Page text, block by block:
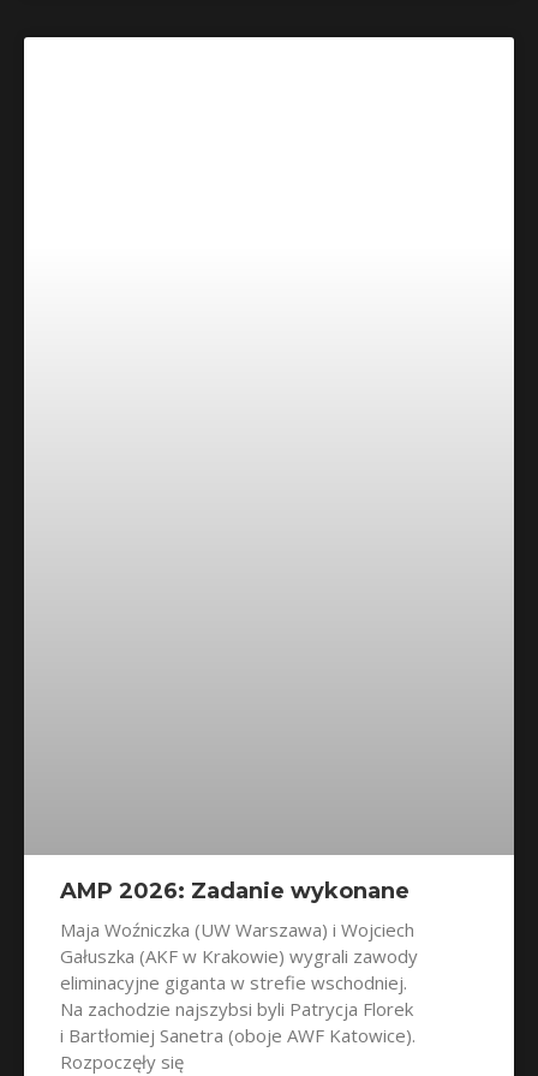
AMP 2026: Zadanie wykonane
Maja Woźniczka (UW Warszawa) i Wojciech
Gałuszka (AKF w Krakowie) wygrali zawody
eliminacyjne giganta w strefie wschodniej.
Na zachodzie najszybsi byli Patrycja Florek
i Bartłomiej Sanetra (oboje AWF Katowice).
Rozpoczęły się